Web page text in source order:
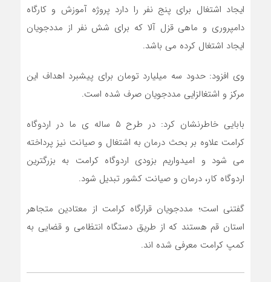
ایجاد اشتغال برای پنج نفر را دارد پروژه آموزش و کارگاه
دامپروری و ماهی قزل آلا که برای شش نفر از مددجویان
ایجاد اشتغال کرده می باشد.
وی افزود: حدود سه میلیارد تومان برای پیشبرد اهداف این
مرکز و اشتغالزایی مددجویان صرف شده است.
بابایی خاطرنشان کرد: در طرح ۵ ساله ی ما در اردوگاه
کرامت علاوه بر بحث درمان به اشتغال و صیانت نیز پرداخته
می شود و امیدواریم بزودی اردوگاه کرامت به بزرگترین
اردوگاه کار، درمان و صیانت کشور تبدیل شود‌.
گفتنی است؛ مددجویان قرارگاه کرامت از معتادین متجاهر
استان قم هستند که از طریق دستگاه انتظامی و قضایی به
کمپ کرامت معرفی شده اند.